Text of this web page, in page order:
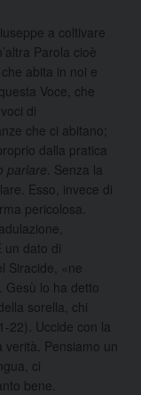
a coltivare
Parola cioè
abita in noi e
Voce, che
di
che ci abitano;
dalla pratica
parlare . Senza la
Esso, invece di
pericolosa.
un dato di
Siracide, «ne
Gesù lo ha detto
sorella, chi
22). Uccide con la
Pensiamo un
ci
bene.